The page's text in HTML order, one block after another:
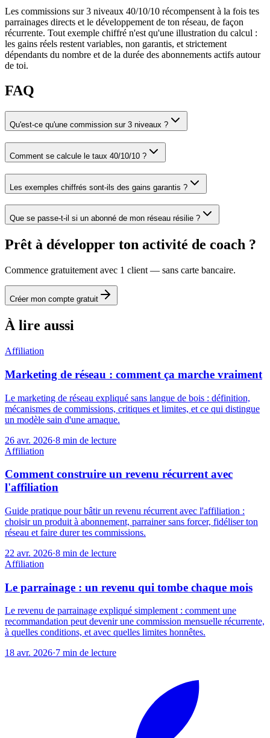
Les commissions sur 3 niveaux 40/10/10 récompensent à la fois tes
parrainages directs et le développement de ton réseau, de façon
récurrente. Tout exemple chiffré n'est qu'une illustration du calcul :
les gains réels restent variables, non garantis, et strictement
dépendants du nombre et de la durée des abonnements actifs autour
de toi.
FAQ
Qu'est-ce qu'une commission sur 3 niveaux ?
Comment se calcule le taux 40/10/10 ?
Les exemples chiffrés sont-ils des gains garantis ?
Que se passe-t-il si un abonné de mon réseau résilie ?
Prêt à développer ton activité de coach ?
Commence gratuitement avec 1 client — sans carte bancaire.
Créer mon compte gratuit
À lire aussi
Affiliation
Marketing de réseau : comment ça marche vraiment
Le marketing de réseau expliqué sans langue de bois : définition,
mécanismes de commissions, critiques et limites, et ce qui distingue
un modèle sain d'une arnaque.
26 avr. 2026·8 min de lecture
Affiliation
Comment construire un revenu récurrent avec
l'affiliation
Guide pratique pour bâtir un revenu récurrent avec l'affiliation :
choisir un produit à abonnement, parrainer sans forcer, fidéliser ton
réseau et faire durer tes commissions.
22 avr. 2026·8 min de lecture
Affiliation
Le parrainage : un revenu qui tombe chaque mois
Le revenu de parrainage expliqué simplement : comment une
recommandation peut devenir une commission mensuelle récurrente,
à quelles conditions, et avec quelles limites honnêtes.
18 avr. 2026·7 min de lecture